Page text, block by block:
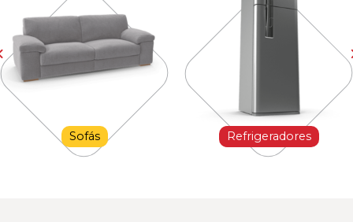
Sofás Refrigeradores